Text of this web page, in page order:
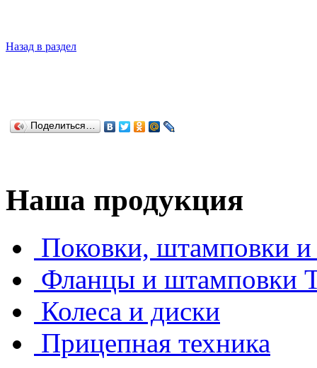
Назад в раздел
Поделиться…
Наша продукция
Поковки, штамповки и
Фланцы и штамповки
Колеса и диски
Прицепная техника